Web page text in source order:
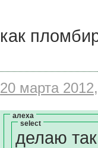
как
20 марта
алеха
select
делаю